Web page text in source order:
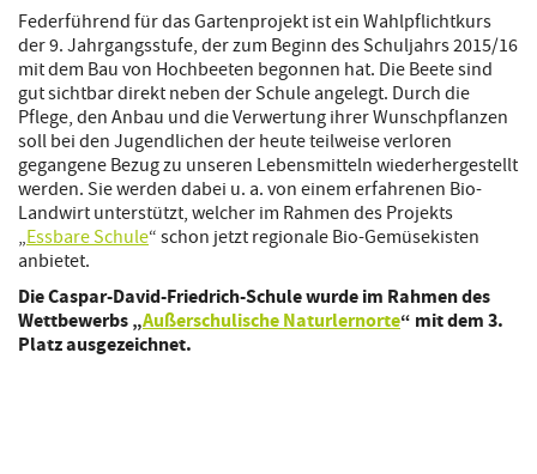
Federführend für das Gartenprojekt ist ein Wahlpflichtkurs
der 9. Jahrgangsstufe, der zum Beginn des Schuljahrs 2015/16
mit dem Bau von Hochbeeten begonnen hat. Die Beete sind
gut sichtbar direkt neben der Schule angelegt. Durch die
Pflege, den Anbau und die Verwertung ihrer Wunschpflanzen
soll bei den Jugendlichen der heute teilweise verloren
gegangene Bezug zu unseren Lebensmitteln wiederhergestellt
werden. Sie werden dabei u. a. von einem erfahrenen Bio-
Landwirt unterstützt, welcher im Rahmen des Projekts
„Essbare Schule“ schon jetzt regionale Bio-Gemüsekisten
anbietet.
Die Caspar-David-Friedrich-Schule wurde im Rahmen des
Wettbewerbs „Außerschulische Naturlernorte“ mit dem 3.
Platz ausgezeichnet.